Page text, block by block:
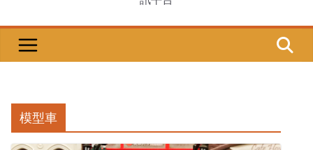
模型車